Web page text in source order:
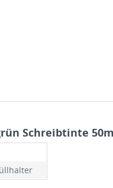
Schreibtinte